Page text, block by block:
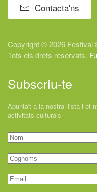
Contacta'ns
Copyright © 2026 Festival
Tots els drets reservats.
Subscriu-te
Apunta't a la nostra llista i et
activitats culturals